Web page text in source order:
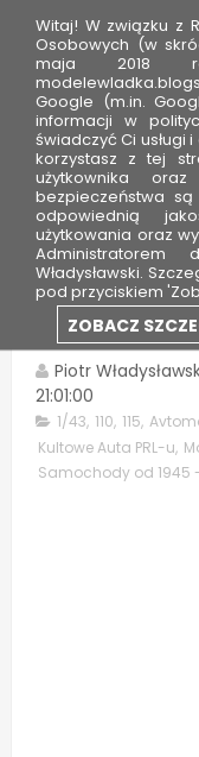
a
ZiS 110 -
Piotr
21:01:00
1/43, 110, 115,
Kultowe Auta PRL-u,
Samochody od 1945
Witaj! W związku z
Osobowych (w
maja 2018
Google (m.in.
informacji w
świadczyć Ci usługi
korzystasz z tej
użytkownika
bezpieczeństwa
odpowiednią
użytkowania oraz
Władysławski.
pod przyciskiem
ZOBACZ